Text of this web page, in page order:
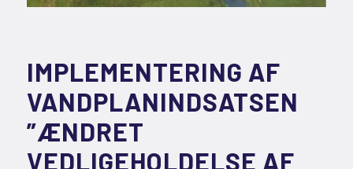
IMPLEMENTERING AF
VANDPLANINDSATSEN
”ÆNDRET
VEDLIGEHOLDELSE AF